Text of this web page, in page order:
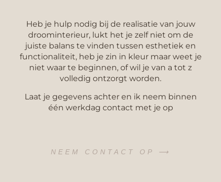
Heb je hulp nodig bij de realisatie van jouw
droominterieur, lukt het je zelf niet om de
juiste balans te vinden tussen esthetiek en
functionaliteit, heb je zin in kleur maar weet je
niet waar te beginnen, of wil je van a tot z
volledig ontzorgt worden.
Laat je gegevens achter en ik neem binnen
één werkdag contact met je op
NEEM CONTACT OP ⟶